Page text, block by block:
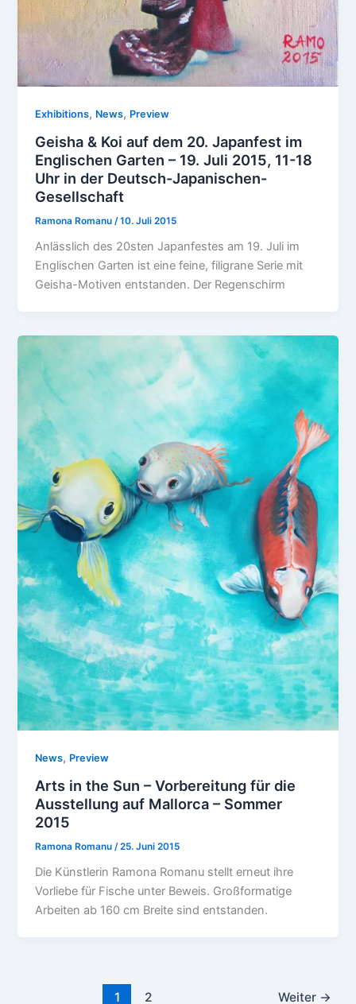
Exhibitions, News, Preview
Geisha & Koi auf dem 20. Japanfest im
Englischen Garten – 19. Juli 2015, 11-18
Uhr in der Deutsch-Japanischen-
Gesellschaft
Ramona Romanu /10. Juli 2015
Anlässlich des 20sten Japanfestes am 19. Juli im
Englischen Garten ist eine feine, filigrane Serie mit
Geisha-Motiven entstanden. Der Regenschirm
News, Preview
Arts in the Sun – Vorbereitung für die
Ausstellung auf Mallorca – Sommer
2015
Ramona Romanu /25. Juni 2015
Die Künstlerin Ramona Romanu stellt erneut ihre
Vorliebe für Fische unter Beweis. Großformatige
Arbeiten ab 160 cm Breite sind entstanden.
1 2 Weiter →